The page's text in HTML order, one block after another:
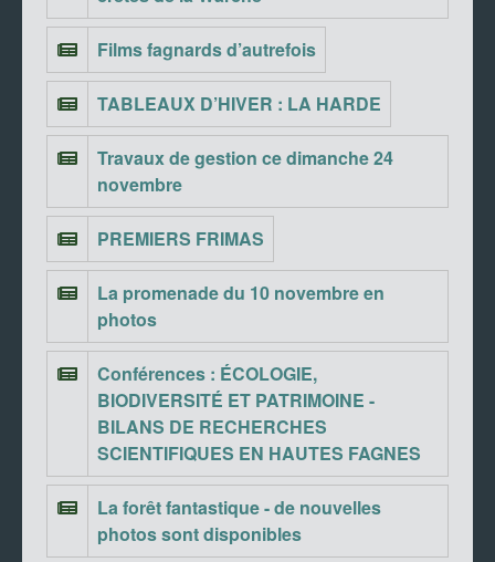
Films fagnards d’autrefois
TABLEAUX D’HIVER : LA HARDE
Travaux de gestion ce dimanche 24
novembre
PREMIERS FRIMAS
La promenade du 10 novembre en
photos
Conférences : ÉCOLOGIE,
BIODIVERSITÉ ET PATRIMOINE -
BILANS DE RECHERCHES
SCIENTIFIQUES EN HAUTES FAGNES
La forêt fantastique - de nouvelles
photos sont disponibles